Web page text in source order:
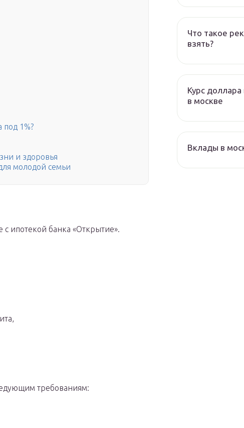
под 1%?
и здоровья
молодой семьи
ипотекой банка «Открытие».
требованиям:
Что такое
взять?
Курс
в москве
Вклады в